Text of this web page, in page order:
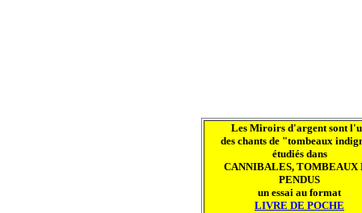
Les Miroirs d'argent sont
des chants de "tombeaux
étudiés dans
CANNIBALES, TOMBEAUX
PENDUS
un essai au format
LIVRE DE POCHE